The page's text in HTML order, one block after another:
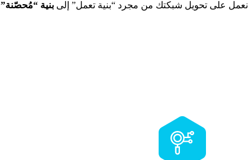
نعمل على تحويل شبكتك من مجرد “بنية تعمل” إلىبنية “مُحصّنة”